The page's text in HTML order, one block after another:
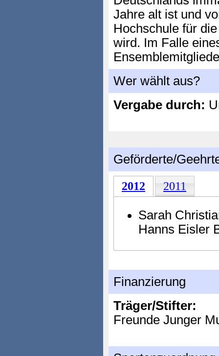
Jahre alt ist und
Hochschule für
wird. Im Falle
Wer wählt aus?
Vergabe durch:
Geförderte/
2012 2011
Sarah
Hanns Eisler
Finanzierung
Träger/Stifter:
Freunde Junger